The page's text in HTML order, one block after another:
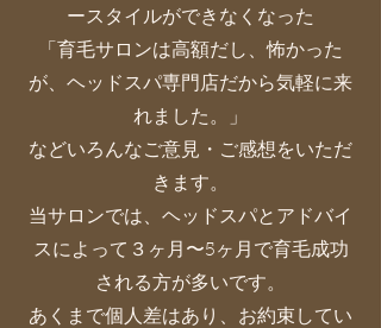
ースタイルができなくなった
「育毛サロンは高額だし、怖かった
が、ヘッドスパ専門店だから気軽に来
れました。」
​などいろんなご意見・ご感想をいただ
きます。
当サロンでは、ヘッドスパとアドバイ
スによって３ヶ月〜5ヶ月で育毛成功
される方が多いです。
あくまで個人差はあり、お約束してい